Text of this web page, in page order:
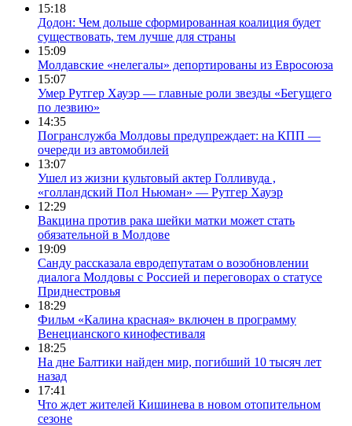
15:18
Додон: Чем дольше сформированная коалиция будет
существовать, тем лучше для страны
15:09
Молдавские «нелегалы» депортированы из Евросоюза
15:07
Умер Рутгер Хауэр — главные роли звезды «Бегущего
по лезвию»
14:35
Погранслужба Молдовы предупреждает: на КПП —
очереди из автомобилей
13:07
Ушел из жизни культовый актер Голливуда ,
«голландский Пол Ньюман» — Рутгер Хауэр
12:29
Вакцина против рака шейки матки может стать
обязательной в Молдове
19:09
Санду рассказала евродепутатам о возобновлении
диалога Молдовы с Россией и переговорах о статусе
Приднестровья
18:29
Фильм «Калина красная» включен в программу
Венецианского кинофестиваля
18:25
На дне Балтики найден мир, погибший 10 тысяч лет
назад
17:41
Что ждет жителей Кишинева в новом отопительном
сезоне